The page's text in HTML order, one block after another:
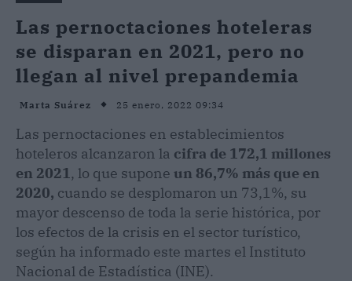
Las pernoctaciones hoteleras
se disparan en 2021, pero no
llegan al nivel prepandemia
Marta Suárez 25 enero, 2022 09:34
Las pernoctaciones en establecimientos
hoteleros alcanzaron la cifra de 172,1 millones
en 2021, lo que supone un 86,7% más que en
2020, cuando se desplomaron un 73,1%, su
mayor descenso de toda la serie histórica, por
los efectos de la crisis en el sector turístico,
según ha informado este martes el Instituto
Nacional de Estadística (INE).